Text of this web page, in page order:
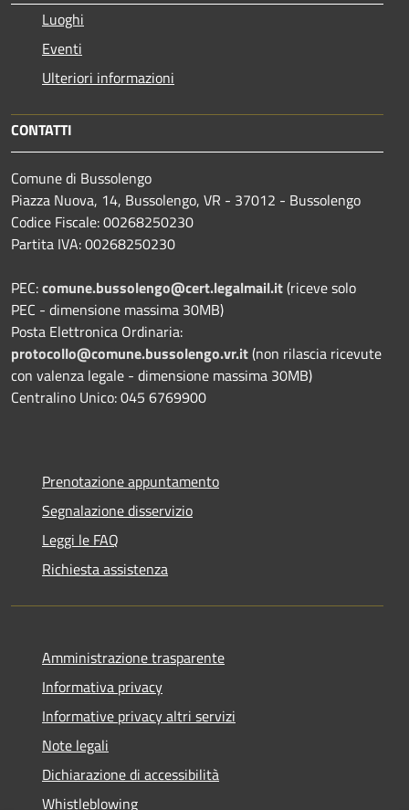
Luoghi
Eventi
Ulteriori informazioni
CONTATTI
Comune di Bussolengo
Piazza Nuova, 14, Bussolengo, VR - 37012 - Bussolengo
Codice Fiscale: 00268250230
Partita IVA: 00268250230
PEC:comune.bussolengo@cert.legalmail.it(riceve solo
PEC - dimensione massima 30MB)
Posta Elettronica Ordinaria:
protocollo@comune.bussolengo.vr.it(non rilascia ricevute
con valenza legale - dimensione massima 30MB)
Centralino Unico: 045 6769900
Prenotazione appuntamento
Segnalazione disservizio
Leggi le FAQ
Richiesta assistenza
Amministrazione trasparente
Informativa privacy
Informative privacy altri servizi
Note legali
Dichiarazione di accessibilità
Whistleblowing